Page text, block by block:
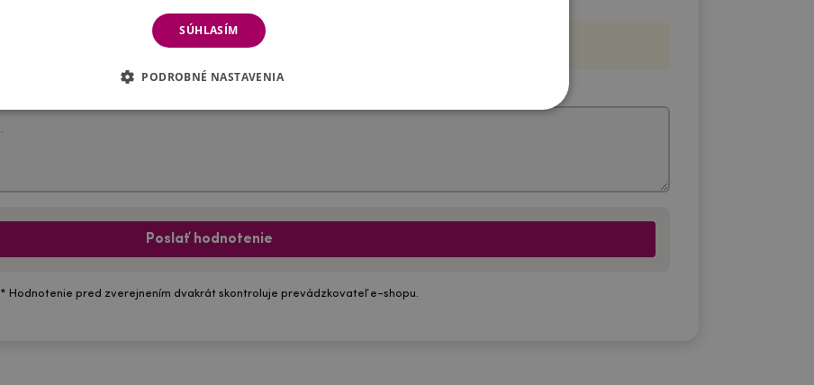
Vyberte počet hviezdičiek
Poslať hodnotenie
* Hodnotenie pred zverejnením dvakrát skontroluje prevádzkovateľ e-shopu.
SÚHLASÍM
PODROBNÉ NASTAVENIA